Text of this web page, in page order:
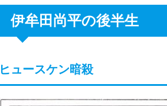
伊牟田尚平の後半生
ヒュースケン暗殺